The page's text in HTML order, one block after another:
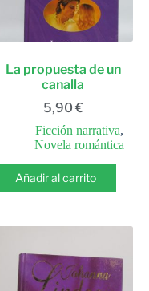
La propuesta de un
canalla
5,90 €
Ficción narrativa,
Novela romántica
Añadir al carrito